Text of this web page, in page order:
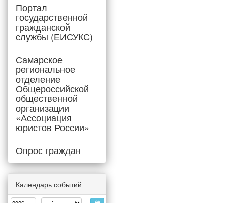
Портал
государственной
гражданской
службы (ЕИСУКС)
Самарское
региональное
отделение
Общероссийской
общественной
организации
«Ассоциация
юристов России»
Опрос граждан
Календарь событий